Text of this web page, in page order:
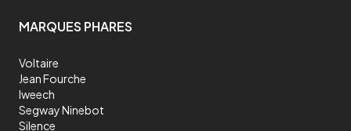
MARQUES PHARES
Voltaire
Jean Fourche
Iweech
Segway Ninebot
Silence